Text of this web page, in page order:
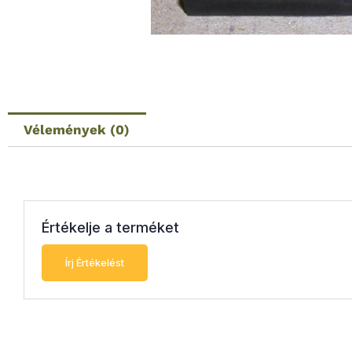
Vélemények (0)
Értékelje a terméket
Írj Értékelést